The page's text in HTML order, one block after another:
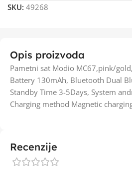
SKU: 49268
Opis proizvoda
Pametni sat Modio MC67,pink/
Battery 130mAh, Bluetooth Dual
Standby Time 3-5Days, System
Charging method Magnetic
Recenzije